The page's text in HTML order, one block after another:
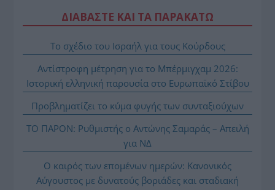
ΔΙΑΒΑΣΤΕ ΚΑΙ ΤΑ ΠΑΡΑΚΑΤΩ
Το σχέδιο του Ισραήλ για τους Κούρδους
Αντίστροφη μέτρηση για το Μπέρμιγχαμ 2026:
Ιστορική ελληνική παρουσία στο Ευρωπαϊκό Στίβου
Προβληματίζει το κύμα φυγής των συνταξιούχων
ΤΟ ΠΑΡΟΝ: Ρυθμιστής ο Αντώνης Σαμαράς – Απειλή
για ΝΔ
Ο καιρός των επομένων ημερών: Κανονικός
Αύγουστος με δυνατούς βοριάδες και σταδιακή